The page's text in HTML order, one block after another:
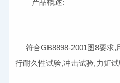
符合GB8898-2001图8要求,
行耐久性试验,冲击试验,力矩